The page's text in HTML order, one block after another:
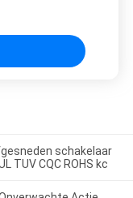
schakelaar
TUV CQC ROHS kc